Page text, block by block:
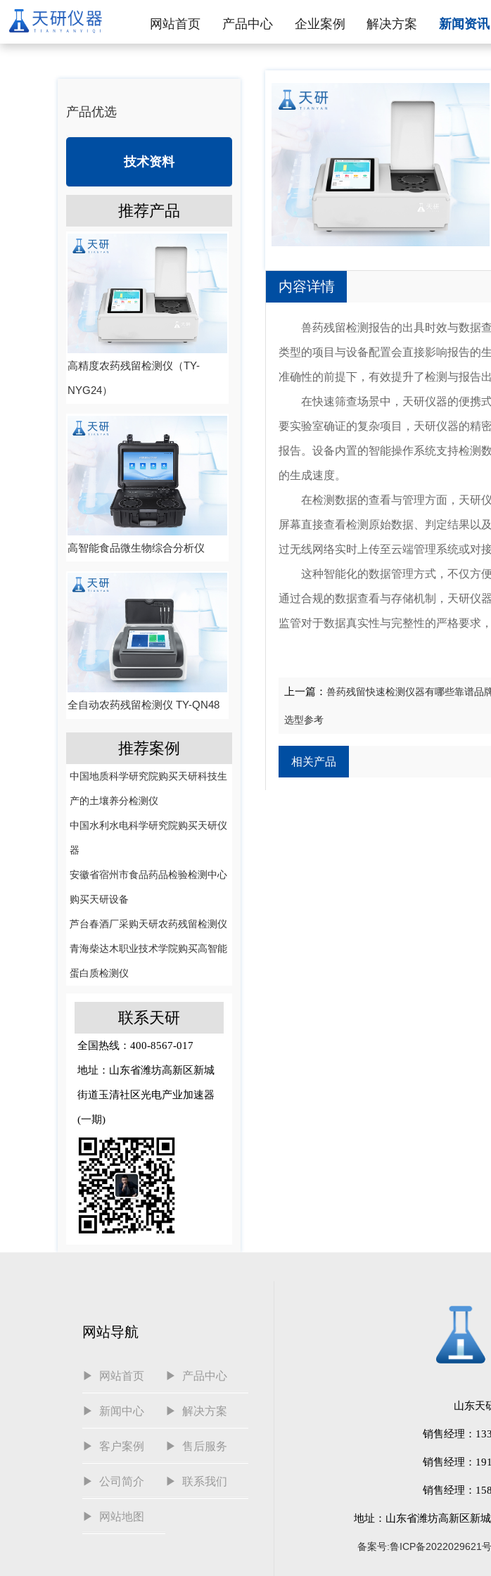
网站首页 产品中心 企业案例 解决方案 新闻资讯
产品优选
技术资料
推荐产品
高精度农药残留检测仪（TY-
NYG24）
高智能食品微生物综合分析仪
全自动农药残留检测仪 TY-QN48
推荐案例
中国地质科学研究院购买天研科技生
产的土壤养分检测仪
中国水利水电科学研究院购买天研仪
器
安徽省宿州市食品药品检验检测中心
购买天研设备
芦台春酒厂采购天研农药残留检测仪
青海柴达木职业技术学院购买高智能
蛋白质检测仪
联系天研
全国热线：400-8567-017
地址：山东省潍坊高新区新城
街道玉清社区光电产业加速器
(一期)
内容详情
兽药残留检测报告的出具时效与数据
类型的项目与设备配置会直接影响报告的
准确性的前提下，有效提升了检测与报告
在快速筛查场景中，天研仪器的便携
要实验室确证的复杂项目，天研仪器的精
报告。设备内置的智能操作系统支持检测
的生成速度。
在检测数据的查看与管理方面，天研
屏幕直接查看检测原始数据、判定结果以
过无线网络实时上传至云端管理系统或对
这种智能化的数据管理方式，不仅方
通过合规的数据查看与存储机制，天研仪
监管对于数据真实性与完整性的严格要求
上一篇：兽药残留快速检测仪器有哪些靠谱品
选型参考
相关产品
网站导航
▶ 网站首页 ▶ 产品中心
▶ 新闻中心 ▶ 解决方案
▶ 客户案例 ▶ 售后服务
▶ 公司简介 ▶ 联系我们
▶ 网站地图
山东天
销售经理：
销售经理：
销售经理：
地址：山东省潍坊高新区新
备案号:鲁ICP备2022029621